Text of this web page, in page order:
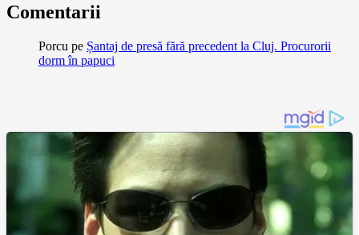
Comentarii
Porcu pe Șantaj de presă fără precedent la Cluj. Procurorii
dorm în papuci